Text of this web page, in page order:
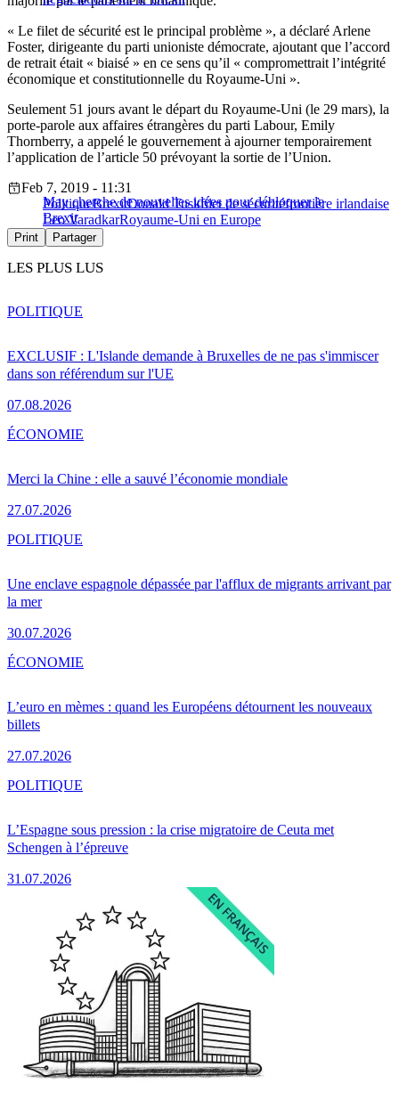
« Le filet de sécurité est le principal problème », a déclaré Arlene
Foster, dirigeante du parti unioniste démocrate, ajoutant que l’accord
de retrait était « biaisé » en ce sens qu’il « compromettrait l’intégrité
économique et constitutionnelle du Royaume-Uni ».
Seulement 51 jours avant le départ du Royaume-Uni (le 29 mars), la
porte-parole aux affaires étrangères du parti Labour, Emily
Thornberry, a appelé le gouvernement à ajourner temporairement
l’application de l’article 50 prévoyant la sortie de l’Union.
May cherche de nouvelles idées pour débloquer le
Brexit
Feb 7, 2019 - 11:31
PolitiqueBrexitDonald Tuskfilet de sécuritéfrontière irlandaise
Leo VaradkarRoyaume-Uni en Europe
Print Partager
LES PLUS LUS
EXCLUSIF : L'Islande demande à Bruxelles de ne pas s'immiscer
dans son référendum sur l'UE
07.08.2026
POLITIQUE
Merci la Chine : elle a sauvé l’économie mondiale
27.07.2026
ÉCONOMIE
Une enclave espagnole dépassée par l'afflux de migrants arrivant par
la mer
30.07.2026
POLITIQUE
L’euro en mèmes : quand les Européens détournent les nouveaux
billets
27.07.2026
ÉCONOMIE
L’Espagne sous pression : la crise migratoire de Ceuta met
Schengen à l’épreuve
31.07.2026
POLITIQUE